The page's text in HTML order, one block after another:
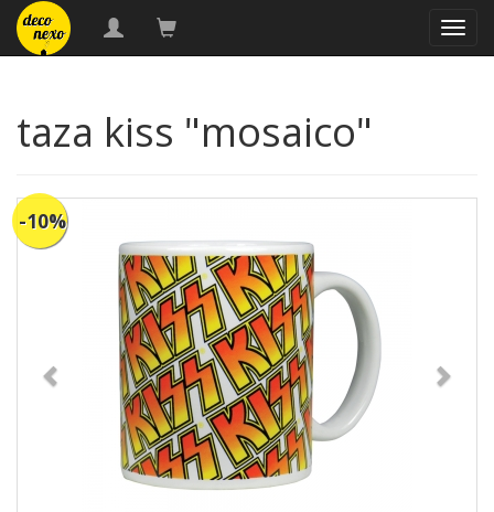
taza kiss "mosaico"
-10%